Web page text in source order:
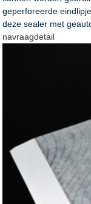
geperforeerde
deze sealer met
navraagdetail